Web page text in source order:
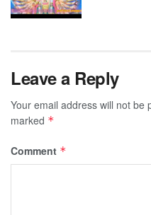
Leave a Reply
Your email address will not be
marked *
Comment *